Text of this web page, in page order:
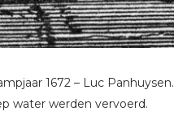
1672 – Luc Panhuysen.
water werden vervoerd.